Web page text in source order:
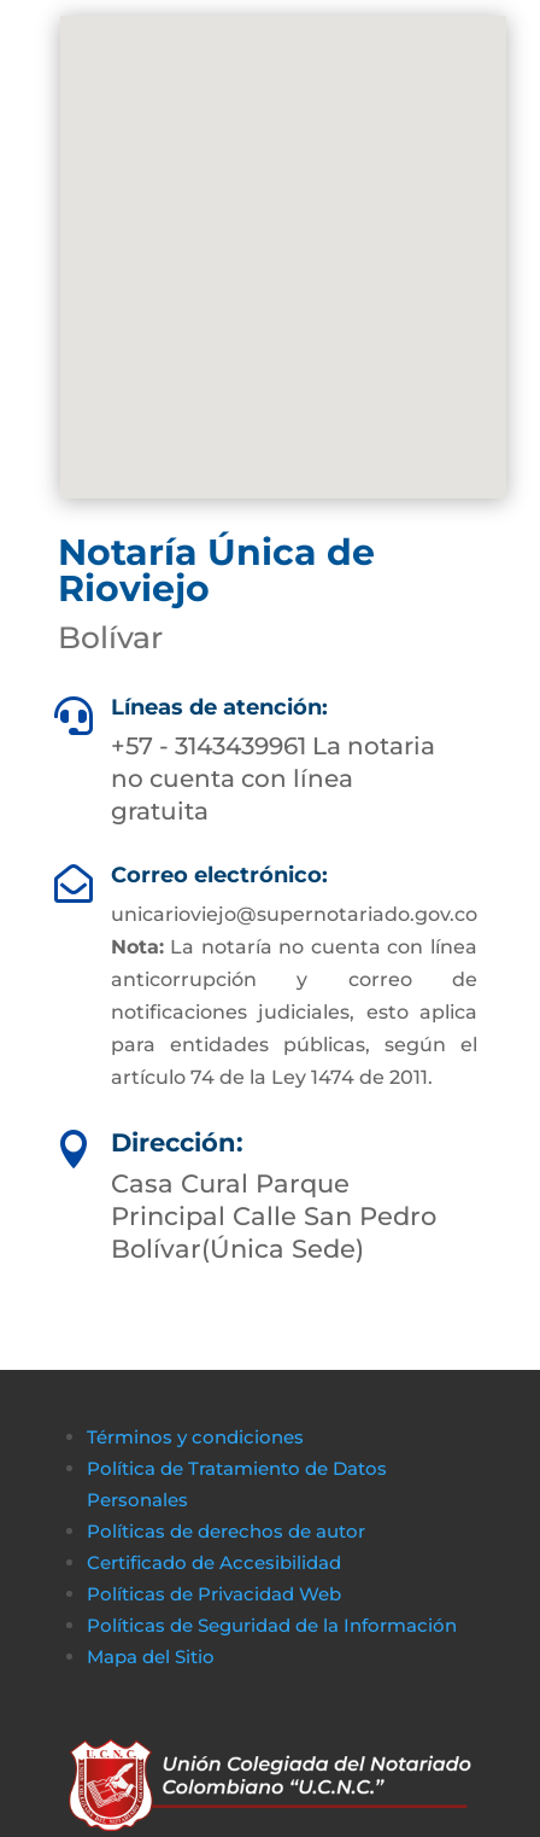
Notaría Única de
Rioviejo
Bolívar
 Líneas de atención:
+57 - 3143439961 La notaria
no cuenta con línea
gratuita
 Correo electrónico:
unicarioviejo@supernotariado.gov.co
Nota:La notaría no cuenta con línea
anticorrupción y correo de
notificaciones judiciales, esto aplica
para entidades públicas, según el
artículo 74 de la Ley 1474 de 2011.

Dirección:
Casa Cural Parque
Principal Calle San Pedro
Bolívar(Única Sede)
Términos y condiciones
Política de Tratamiento de Datos
Personales
Políticas de derechos de autor
Certificado de Accesibilidad
Políticas de Privacidad Web
Políticas de Seguridad de la Información
Mapa del Sitio